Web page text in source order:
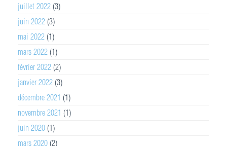
juillet 2022 (3)
juin 2022 (3)
mai 2022 (1)
mars 2022 (1)
février 2022 (2)
janvier 2022 (3)
décembre 2021 (1)
novembre 2021 (1)
juin 2020 (1)
mars 2020 (2)